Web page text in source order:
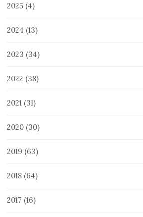
2025 (4)
2024 (13)
2023 (34)
2022 (38)
2021 (31)
2020 (30)
2019 (63)
2018 (64)
2017 (16)